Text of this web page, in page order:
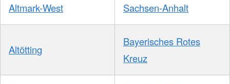
Altmark-West Sachsen-Anhalt
Altötting
Bayerisches Rotes
Kreuz